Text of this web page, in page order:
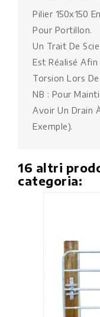
Pilier 150x150
Pour Portillon.
Un Trait De
Est Réalisé
Torsion Lors
NB : Pour
Avoir Un Drain
Exemple).
16 altri
categoria: